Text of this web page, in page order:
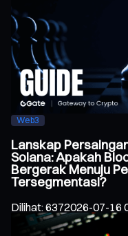
Web3
Lanskap
Solana: Apakah
Bergerak Menuju
Tersegmentasi?
Dilihat:6372026-07-16